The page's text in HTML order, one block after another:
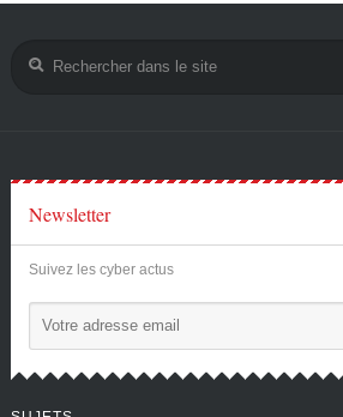
Newsletter
Suivez les cyber actus